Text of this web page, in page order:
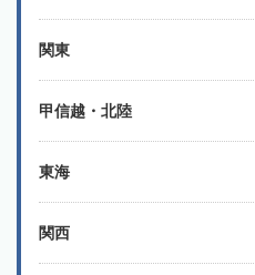
関東
甲信越・北陸
東海
関西